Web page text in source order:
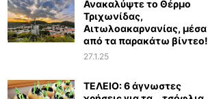
Ανακαλύψτε το Θέρμο
Τριχωνίδας,
Αιτωλοακαρνανίας, μέσα
από τα παρακάτω βίντεο!
27.1.25
ΤΕΛΕΙΟ: 6 άγνωστες